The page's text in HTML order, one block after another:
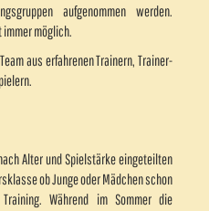
aufgenommen werden.
immer möglich.
aus erfahrenen Trainern, Trainer-
Alter und Spielstärke eingeteilten
ob Junge oder Mädchen schon
Während im Sommer die